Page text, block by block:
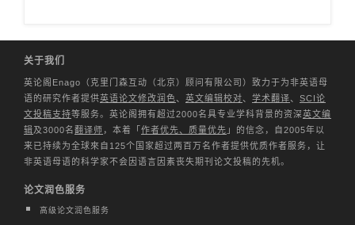
关于我们
英论阁Enago（克里门森互动（北京）顾问有限公司）致力于为非英语母
语的研究作者提供英语论文修改润色、 英文编辑校对、 学术翻译、 SCI论
文投稿支持等服务。英论阁拥有超过2000名具专业学科背景的资深英文编
辑及3000名翻译师 ，本着「 作者优先、质量优先 」的信念，自2005年以
来已持续为全球來自125个国家超过两百万名作者提供优质作者服务，让
非英语母语的科学家不会因语言因素丧失期刊论文投稿的先机。
论文润色服务
高级论文润色服务